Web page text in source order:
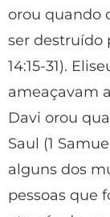
orou quando
ser destruído
14:15-31).
ameaçavam
Davi orou
Saul (1
alguns dos
pessoas que